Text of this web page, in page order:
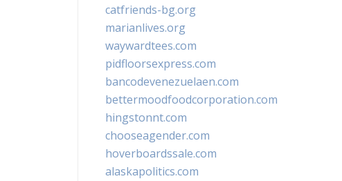
catfriends-bg.org
marianlives.org
waywardtees.com
pidfloorsexpress.com
bancodevenezuelaen.com
bettermoodfoodcorporation.com
hingstonnt.com
chooseagender.com
hoverboardssale.com
alaskapolitics.com